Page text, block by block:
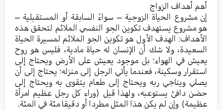
أهم أهداف الزواج
إن مشروع الحياة الزوجية – سواءً السابقة أو المستقبلية –
هو مشروع يستهدف تكوين الجو النفسي الملائم لتحقق هذه
الأهداف: الهدف الأول هو تكوين الجو الملائم لمسيرة الحياة
السعيدة، ولا شك أن الإنسان له حياة مادية، فليس هو روح
يعيش في الهواء؛ بل موجود يعيش على الأرض ويحتاج إلى
استقرار وسكينة، فعندما يأتي الرجل إلى منزله؛ يحتاج إلى أن
يصلي ويناجي ربه ويحتاج إلى طعام يتقوى به ويحتاج إلى
حضن دافئ يستوعبه، ولهذا قيل (وراء كل رجل عظيم امرأة
عظيمة) وإن لم يكن هذا المثل مطردا أو دقيقا مئة في المئة.